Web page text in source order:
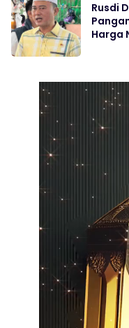
Rusdi
Harga